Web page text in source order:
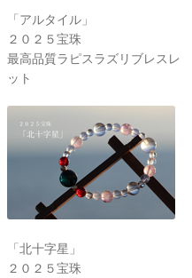
「アルタイル」
２０２５宝珠
最高品質ラピスラズリブレスレ
ット
「北十字星」
２０２５宝珠